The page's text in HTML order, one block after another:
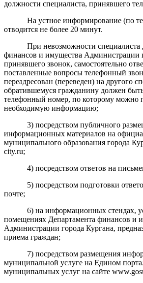
должности специалиста, принявшего
На устное информирование (по
отводится не более 20 минут.
При невозможности специалиста
финансов и имущества Администрации
принявшего звонок, самостоятельно
поставленные вопросы телефонный
переадресован (переведен) на другого
обратившемуся гражданину должен
телефонный номер, по которому можно
необходимую информацию;
3) посредством публичного
информационных материалов на
муниципального образования города
city.ru;
4) посредством ответов на
5) посредством подготовки
почте;
6) на информационных стендах,
помещениях Департамента финансов и
Администрации города Кургана,
приема граждан;
7) посредством размещения
муниципальной услуге на Едином
муниципальных услуг на сайте